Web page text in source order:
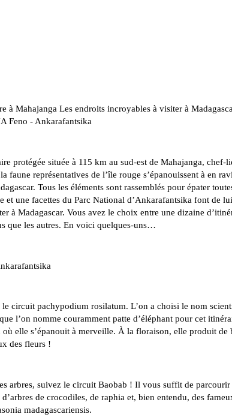
à Mahajanga Les endroits incroyables à visiter à
Feno - Ankarafantsika
protégée située à 115 km au sud-est de Mahajanga, chef-
faune représentatives de l’île rouge s’épanouissent à en
Tous les éléments sont rassemblés pour épater
et une facettes du Parc National d’Ankarafantsika font de
à Madagascar. Vous avez le choix entre une dizaine
que les autres. En voici quelques-uns…
le circuit pachypodium rosilatum. L’on a choisi le nom
l’on nomme couramment patte d’éléphant pour cet
où elle s’épanouit à merveille. À la floraison, elle produit de
des fleurs !
arbres, suivez le circuit Baobab ! Il vous suffit de
de crocodiles, de raphia et, bien entendu, des
madagascariensis.